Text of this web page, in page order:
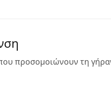
προσομοιώνουν τη